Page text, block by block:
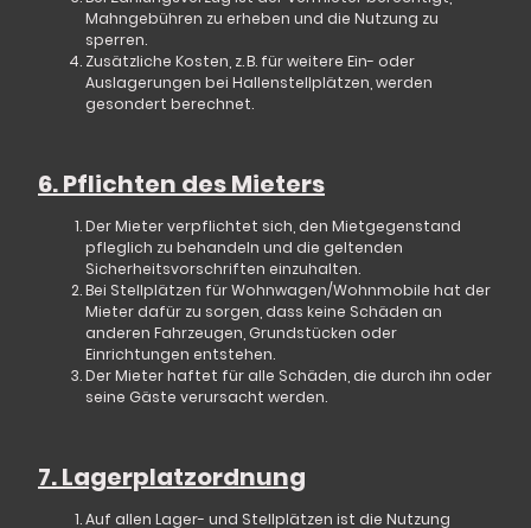
Mahngebühren zu erheben und die Nutzung zu
sperren.
Zusätzliche Kosten, z. B. für weitere Ein- oder
Auslagerungen bei Hallenstellplätzen, werden
gesondert berechnet.
6. Pflichten des Mieters
Der Mieter verpflichtet sich, den Mietgegenstand
pfleglich zu behandeln und die geltenden
Sicherheitsvorschriften einzuhalten.
Bei Stellplätzen für Wohnwagen/Wohnmobile hat der
Mieter dafür zu sorgen, dass keine Schäden an
anderen Fahrzeugen, Grundstücken oder
Einrichtungen entstehen.
Der Mieter haftet für alle Schäden, die durch ihn oder
seine Gäste verursacht werden.
7. Lagerplatzordnung
Auf allen Lager- und Stellplätzen ist die Nutzung